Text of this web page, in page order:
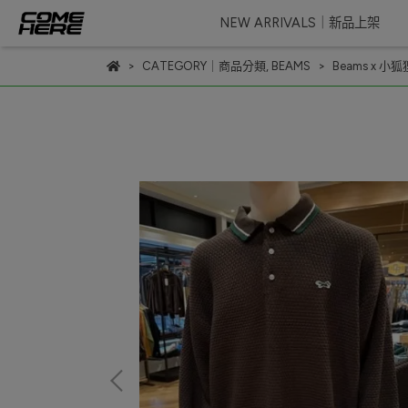
NEW ARRIVALS｜新品上架
CATEGORY｜商品分類, BEAMS Beams x 小狐